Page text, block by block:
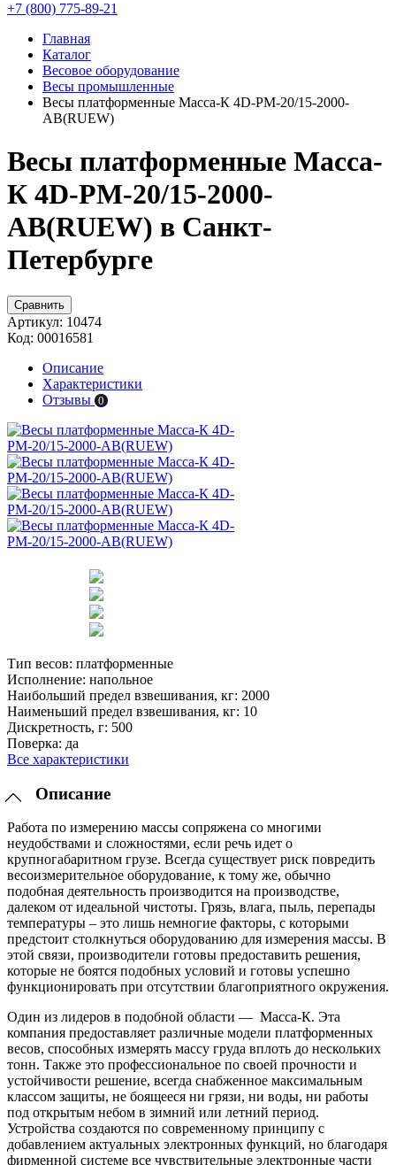
+7 (800) 775-89-21
Главная
Каталог
Весовое оборудование
Весы промышленные
Весы платформенные Масса-К 4D-PM-20/15-2000-
AB(RUEW)
Весы платформенные Масса-
К 4D-PM-20/15-2000-
AB(RUEW) в Санкт-
Петербурге
Сравнить
Артикул: 10474
Код: 00016581
Описание
Характеристики
Отзывы 0
Тип весов: платформенные
Исполнение: напольное
Наибольший предел взвешивания, кг: 2000
Наименьший предел взвешивания, кг: 10
Дискретность, г: 500
Поверка: да
Все характеристики
Описание
Работа по измерению массы сопряжена со многими
неудобствами и сложностями, если речь идет о
крупногабаритном грузе. Всегда существует риск повредить
весоизмерительное оборудование, к тому же, обычно
подобная деятельность производится на производстве,
далеком от идеальной чистоты. Грязь, влага, пыль, перепады
температуры – это лишь немногие факторы, с которыми
предстоит столкнуться оборудованию для измерения массы. В
этой связи, производители готовы предоставить решения,
которые не боятся подобных условий и готовы успешно
функционировать при отсутствии благоприятного окружения.
Один из лидеров в подобной области — Масса-К. Эта
компания предоставляет различные модели платформенных
весов, способных измерять массу груда вплоть до нескольких
тонн. Также это профессиональное по своей прочности и
устойчивости решение, всегда снабженное максимальным
классом защиты, не боящееся ни грязи, ни воды, ни работы
под открытым небом в зимний или летний период.
Устройства создаются по современному принципу с
добавлением актуальных электронных функций, но благодаря
фирменной системе все чувствительные электронные части